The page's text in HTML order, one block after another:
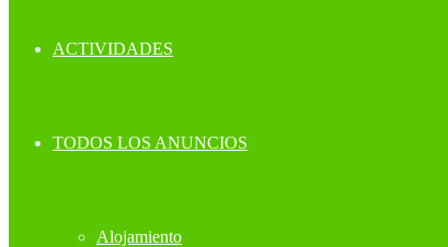
ACTIVIDADES
TODOS LOS ANUNCIOS
Alojamiento